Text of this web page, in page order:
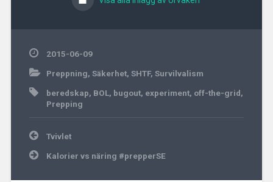
2015-06-09
Preppning, Säkerhet, SHTF, Survilvalism
beredskap, BOL, bugout, experiment, off-the-grid,
Prepping
Inläggsnavigering
Tvivlet
Kalorier vs näring #prepperSE